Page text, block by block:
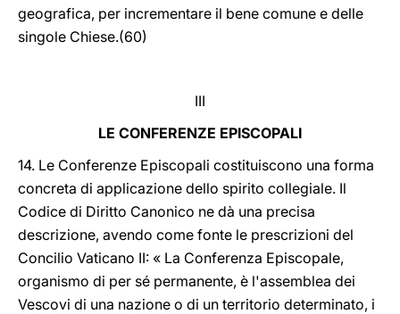
geografica, per incrementare il bene comune e delle
singole Chiese.(60)
III
LE CONFERENZE EPISCOPALI
14. Le Conferenze Episcopali costituiscono una forma
concreta di applicazione dello spirito collegiale. Il
Codice di Diritto Canonico ne dà una precisa
descrizione, avendo come fonte le prescrizioni del
Concilio Vaticano II: « La Conferenza Episcopale,
organismo di per sé permanente, è l'assemblea dei
Vescovi di una nazione o di un territorio determinato, i